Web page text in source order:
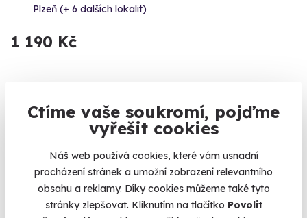
Ctíme vaše soukromí, pojďme
vyřešit cookies
Náš web používá cookies, které vám usnadní
procházení stránek a umožní zobrazení relevantního
obsahu a reklamy. Díky cookies můžeme také tyto
stránky zlepšovat. Kliknutím na tlačítko Povolit
Plzeň (+ 6 dalších lokalit)
1 190 Kč
Volný termín už 08. 08. 2026